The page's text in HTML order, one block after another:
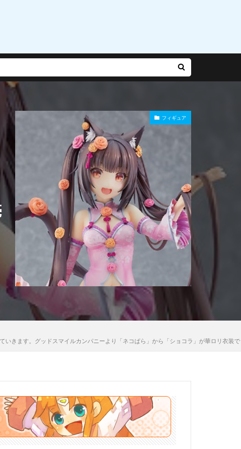
遊戯王
Gバースト
関羽雲長
陰陽師本格幻想RPG
乃
響子
霧雨魔理沙
祭里
風紀委員長
食玩
食蜂操祈
高雄
魔法少女まどか☆マギカ
亜
フィギュア
いきます。グッドスマイルカンパニーより「ネコぱら」から「ショコラ」が華ロリ